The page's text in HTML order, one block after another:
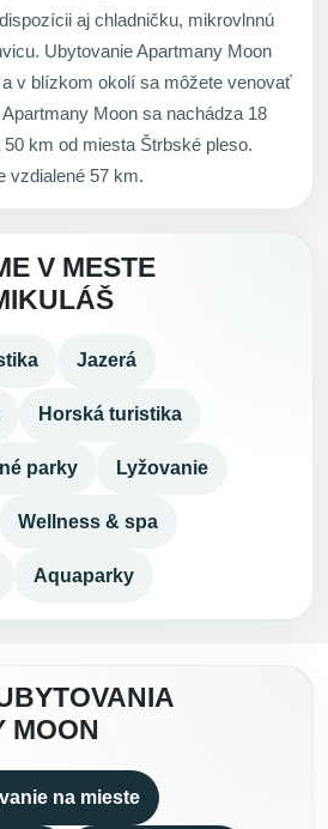
aj chladničku, mikrovlnnú
Ubytovanie Apartmany Moon
v blízkom okolí sa môžete venovať
Moon sa nachádza 18
km od miesta Štrbské pleso.
vzdialené 57 km.
V MESTE
Jazerá
Horská turistika
parky Lyžovanie
Wellness & spa
Aquaparky
MOON
na mieste